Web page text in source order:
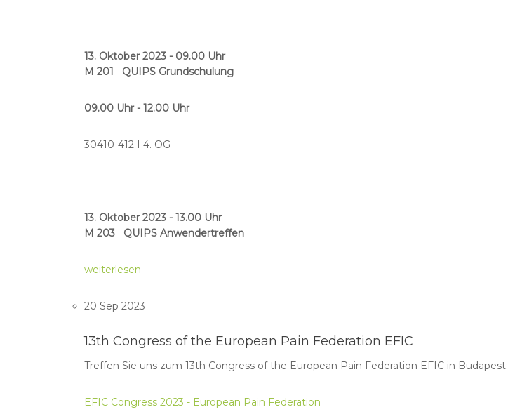
13. Oktober 2023 - 09.00 Uhr
M 201 QUIPS Grundschulung
09.00 Uhr - 12.00 Uhr
30410-412 I 4. OG
13. Oktober 2023 - 13.00 Uhr
M 203 QUIPS Anwendertreffen
weiterlesen
20 Sep 2023
13th Congress of the European Pain Federation EFIC
Treffen Sie uns zum 13th Congress of the European Pain Federation EFIC in Budapest:
EFIC Congress 2023 - European Pain Federation